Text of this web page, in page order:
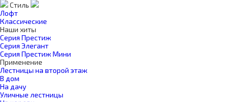
Стиль
Лофт
Классические
Наши хиты
Серия Престиж
Серия Элегант
Серия Престиж Мини
Применение
Лестницы на второй этаж
В дом
На дачу
Уличные лестницы